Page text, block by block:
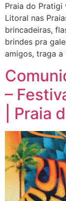
Praia do Pratigi
Litoral nas
brincadeiras,
brindes pra
amigos, traga
–
| Praia